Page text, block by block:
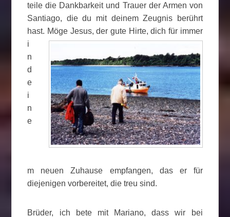
teile die Dankbarkeit und Trauer der Armen von
Santiago, die du mit deinem Zeugnis berührt
hast. Möge Jesus, der gute Hirte, dich für immer
i
n
d
e
i
n
e
m neuen Zuhause empfangen, das er für
diejenigen vorbereitet, die treu sind.
Brüder, ich bete mit Mariano, dass wir bei